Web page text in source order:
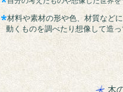
材料や素材の形や色、材質など
動くものを調べたり想像して造っ
木